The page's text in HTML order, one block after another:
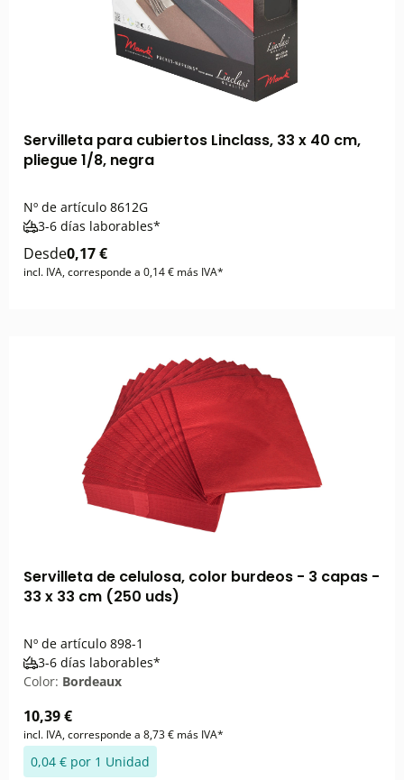
Servilleta para cubiertos Linclass, 33 x 40 cm,
pliegue 1/8, negra
Nº de artículo 8612G
3-6 días laborables*
Desde0,17 €
incl. IVA, corresponde a 0,14 € más IVA*
Servilleta de celulosa, color burdeos - 3 capas -
33 x 33 cm (250 uds)
Nº de artículo 898-1
3-6 días laborables*
Color: Bordeaux
10,39 €
incl. IVA, corresponde a 8,73 € más IVA*
0,04 € por 1 Unidad